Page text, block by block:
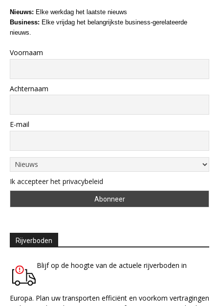
Nieuws: Elke werkdag het laatste nieuws
Business: Elke vrijdag het belangrijkste business-gerelateerde
nieuws.
Voornaam
Achternaam
E-mail
Ik accepteer het privacybeleid
Rijverboden
Blijf op de hoogte van de actuele rijverboden in
Europa. Plan uw transporten efficiënt en voorkom vertragingen